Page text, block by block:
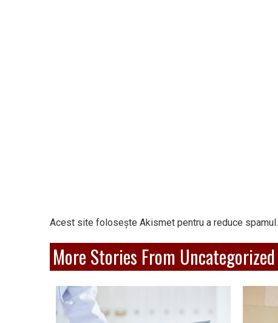
Acest site folosește Akismet pentru a reduce spamul.
More Stories From Uncategorized